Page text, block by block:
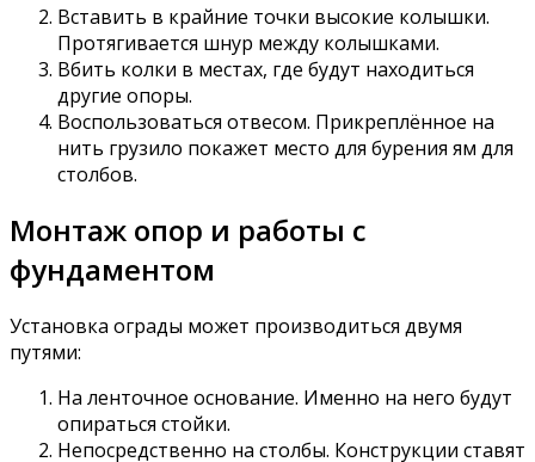
Вставить в крайние точки высокие колышки.
Протягивается шнур между колышками.
Вбить колки в местах, где будут находиться
другие опоры.
Воспользоваться отвесом. Прикреплённое на
нить грузило покажет место для бурения ям для
столбов.
Монтаж опор и работы с
фундаментом
Установка ограды может производиться двумя
путями:
На ленточное основание. Именно на него будут
опираться стойки.
Непосредственно на столбы. Конструкции ставят